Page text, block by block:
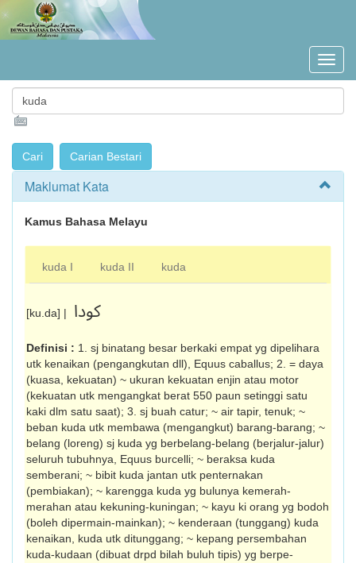
Maklumat Kata
Kamus Bahasa Melayu
kuda I kuda II kuda
[ku.da] | کودا
Definisi : 1. sj binatang besar berkaki empat yg dipelihara
utk kenaikan (pengangkutan dll), Equus caballus; 2. = daya
(kuasa, kekuatan) ~ ukuran kekuatan enjin atau motor
(kekuat­an utk mengangkat berat 550 paun setinggi satu
kaki dlm satu saat); 3. sj buah catur; ~ air tapir, tenuk; ~
beban kuda utk membawa (mengangkut) barang-barang; ~
belang (loreng) sj kuda yg berbelang-belang (berjalur­-jalur)
seluruh tubuhnya, Equus burcelli; ~ beraksa kuda
semberani; ~ bibit kuda jantan utk penternakan
(pembiakan); ~ karengga kuda yg bulunya kemerah-
merahan atau kekuning-kuningan; ~ kayu ki orang yg bodoh
(boleh dipermain-mainkan); ~ kenderaan (tunggang) kuda
kenaikan, kuda utk ditung­gang; ~ kepang persembahan
kuda-kudaan (dibuat drpd bilah buluh tipis) yg berpe­